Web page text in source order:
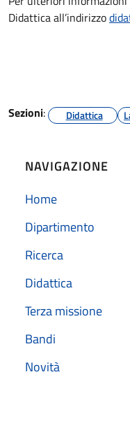
Didattica all’indirizzo
Sezioni: Didattica
NAVIGAZIONE
Home
Dipartimento
Ricerca
Didattica
Terza missione
Bandi
Novità